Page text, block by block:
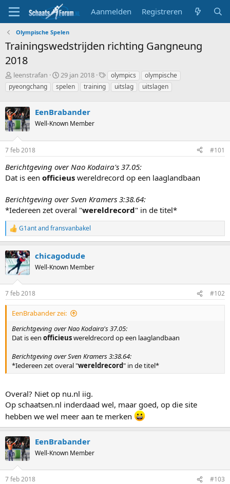
Aanmelden Registreren
Olympische Spelen
Trainingswedstrijden richting Gangneung
2018
T
o
p
c
s
t
a
r
t
e
r
leenstrafan
S
t
a
t
d
t
m
29 jan 2018
T
a
g
olympics
olympische
pyeongchang
spelen training uitslag uitslagen
EenBrabander
Well-Known Member
7 feb 2018 #101
Berichtgeving over Nao Kodaira's 37.05:
Dat is een officieus wereldrecord op een laaglandbaan
Berichtgeving over Sven Kramers 3:38.64:
*Iedereen zet overal "wereldrecord" in de titel*
R
e
c
t
i
n
s
:
G1antandfransvanbakel
chicagodude
Well-Known Member
7 feb 2018 #102
EenBrabander zei:
Berichtgeving over Nao Kodaira's 37.05:
Dat is een officieuswereldrecord op een laaglandbaan
Berichtgeving over Sven Kramers 3:38.64:
*Iedereen zet overal "wereldrecord" in de titel*
Overal? Niet op nu.nl iig.
Op schaatsen.nl inderdaad wel, maar goed, op die site
hebben we wel meer aan te merken
EenBrabander
Well-Known Member
7 feb 2018 #103